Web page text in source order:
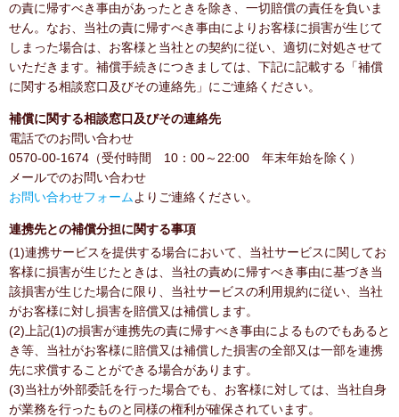
の責に帰すべき事由があったときを除き、一切賠償の責任を負いま
せん。なお、当社の責に帰すべき事由によりお客様に損害が生じて
しまった場合は、お客様と当社との契約に従い、適切に対処させて
いただきます。補償手続きにつきましては、下記に記載する「補償
に関する相談窓口及びその連絡先」にご連絡ください。
補償に関する相談窓口及びその連絡先
電話でのお問い合わせ
0570-00-1674（受付時間 10：00～22:00 年末年始を除く）
メールでのお問い合わせ
お問い合わせフォームよりご連絡ください。
連携先との補償分担に関する事項
(1)連携サービスを提供する場合において、当社サービスに関してお
客様に損害が生じたときは、当社の責めに帰すべき事由に基づき当
該損害が生じた場合に限り、当社サービスの利用規約に従い、当社
がお客様に対し損害を賠償又は補償します。
(2)上記(1)の損害が連携先の責に帰すべき事由によるものでもあると
き等、当社がお客様に賠償又は補償した損害の全部又は一部を連携
先に求償することができる場合があります。
(3)当社が外部委託を行った場合でも、お客様に対しては、当社自身
が業務を行ったものと同様の権利が確保されています。